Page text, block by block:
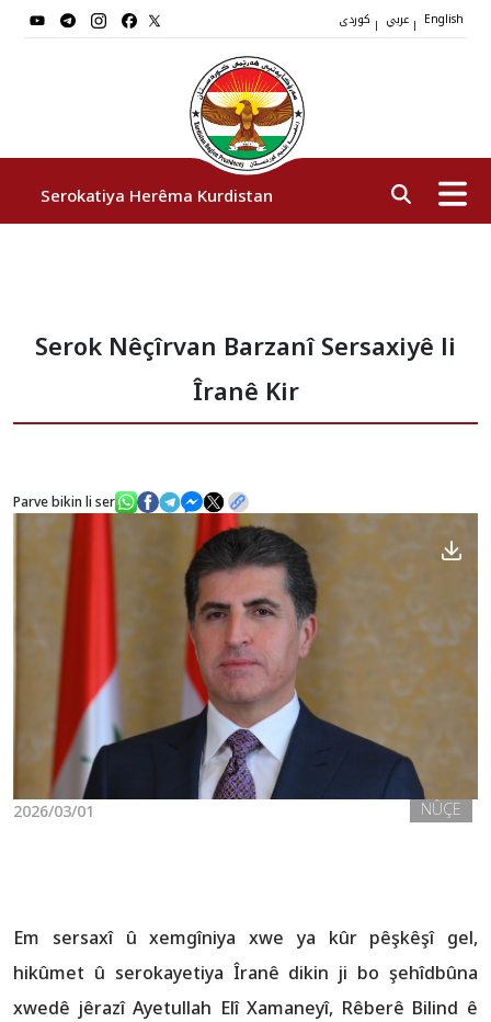
| | English
Serokatiya Herêma Kurdistan
Cîgirên Serok
Stafê Serokatiyê
Sazî
Nûçe
Galerî
Serok Nêçîrvan Barzanî Sersaxiyê li
Îranê Kir
Parve bikin li ser
2026/03/01 NÛÇE
Em sersaxî û xemgîniya xwe ya kûr pêşkêşî gel,
hikûmet û serokayetiya Îranê dikin ji bo şehîdbûna
xwedê jêrazî Ayetullah Elî Xamaneyî, Rêberê Bilind ê